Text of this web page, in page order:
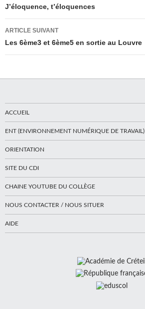
des
articles
J’éloquence, t’éloquences
ARTICLE SUIVANT
Les 6ème3 et 6ème5 en sortie au Louvre
ACCUEIL
ENT (ENVIRONNEMENT NUMÉRIQUE DE TRAVAIL)
ORIENTATION
SITE DU CDI
CHAINE YOUTUBE DU COLLÈGE
NOUS CONTACTER / NOUS SITUER
AIDE